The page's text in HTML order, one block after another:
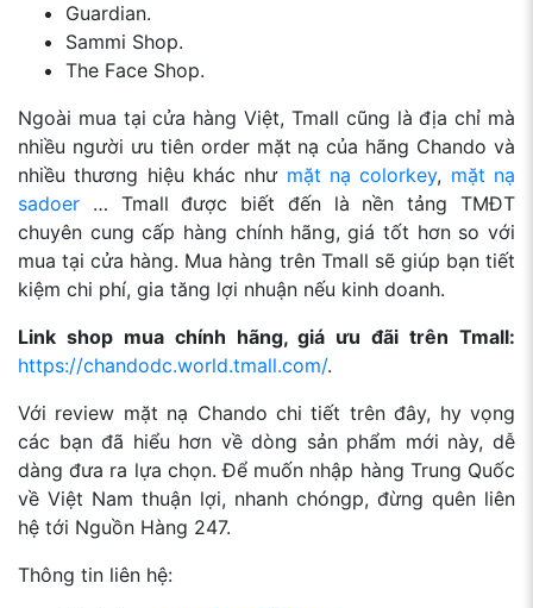
Guardian.
Sammi Shop.
The Face Shop.
Ngoài mua tại cửa hàng Việt, Tmall cũng là địa chỉ mà
nhiều người ưu tiên order mặt nạ của hãng Chando và
nhiều thương hiệu khác như mặt nạ colorkey, mặt nạ
sadoer … Tmall được biết đến là nền tảng TMĐT
chuyên cung cấp hàng chính hãng, giá tốt hơn so với
mua tại cửa hàng. Mua hàng trên Tmall sẽ giúp bạn tiết
kiệm chi phí, gia tăng lợi nhuận nếu kinh doanh.
Link shop mua chính hãng, giá ưu đãi trên Tmall:
https://chandodc.world.tmall.com/.
Với review mặt nạ Chando chi tiết trên đây, hy vọng
các bạn đã hiểu hơn về dòng sản phẩm mới này, dễ
dàng đưa ra lựa chọn. Để muốn nhập hàng Trung Quốc
về Việt Nam thuận lợi, nhanh chóngp, đừng quên liên
hệ tới Nguồn Hàng 247.
Thông tin liên hệ: